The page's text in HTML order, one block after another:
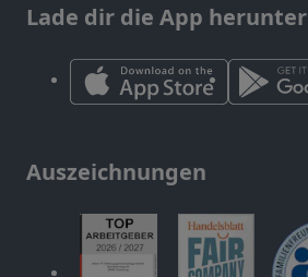
Lade dir die App herunter
Auszeichnungen